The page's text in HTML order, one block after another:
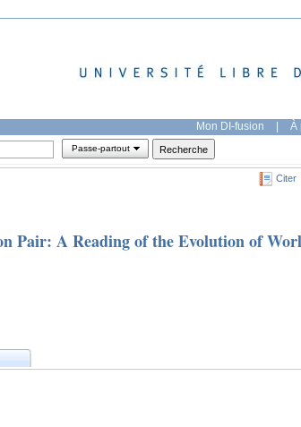
Mon DI-fusion | À
Passe-partout
Citer
Pair: A Reading of the Evolution of